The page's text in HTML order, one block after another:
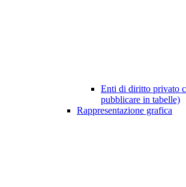
Enti di diritto privato
pubblicare in tabelle)
Rappresentazione grafica